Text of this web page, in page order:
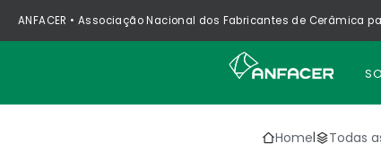
ANFACER • Associação Nacional dos Fabricantes de Cerâmica
Home| Todas